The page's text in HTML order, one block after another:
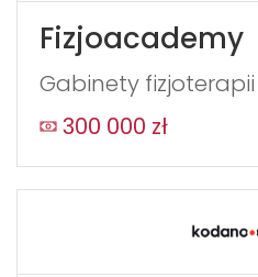
Fizjoacademy
Gabinety fizjoterapii
300 000 zł